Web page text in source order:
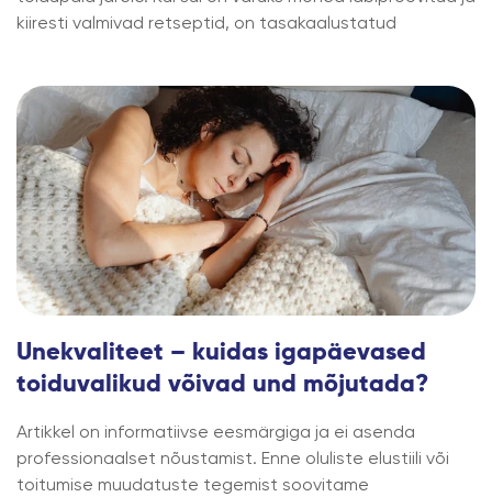
kiiresti valmivad retseptid, on tasakaalustatud
Unekvaliteet – kuidas igapäevased
toiduvalikud võivad und mõjutada?
Artikkel on informatiivse eesmärgiga ja ei asenda
professionaalset nõustamist. Enne oluliste elustiili või
toitumise muudatuste tegemist soovitame